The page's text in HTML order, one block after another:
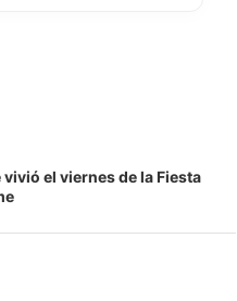
el viernes de la Fiesta